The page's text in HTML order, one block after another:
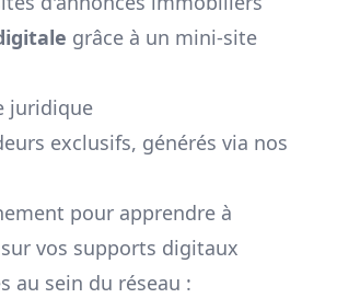
grâce à un mini-site
juridique
exclusifs, générés via nos
pour apprendre à
vos supports digitaux
au sein du réseau :